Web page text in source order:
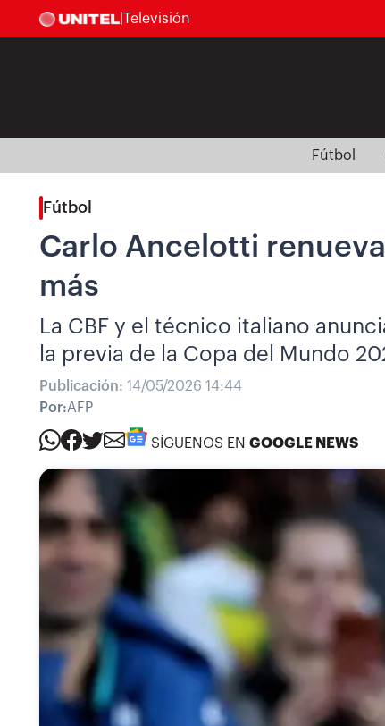
Televisión
Fútbol
Fútbol
Carlo Ancelotti
más
La CBF y el técnico italiano
la previa de la Copa del Mundo
Publicación: 14/05/2026 14:44
Por:AFP
SÍGUENOS EN GOOGLE NEWS